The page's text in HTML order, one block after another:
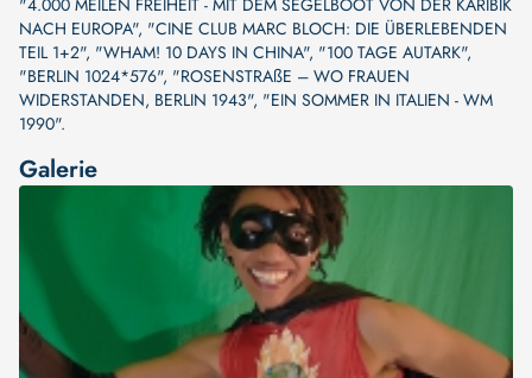
NACH EUROPA", "CINE CLUB MARC BLOCH: DIE ÜBERLEBENDEN
TEIL 1+2", "WHAM! 10 DAYS IN CHINA", "100 TAGE AUTARK",
"BERLIN 1024*576", "ROSENSTRAßE – WO FRAUEN
WIDERSTANDEN, BERLIN 1943", "EIN SOMMER IN ITALIEN - WM
1990".
Galerie